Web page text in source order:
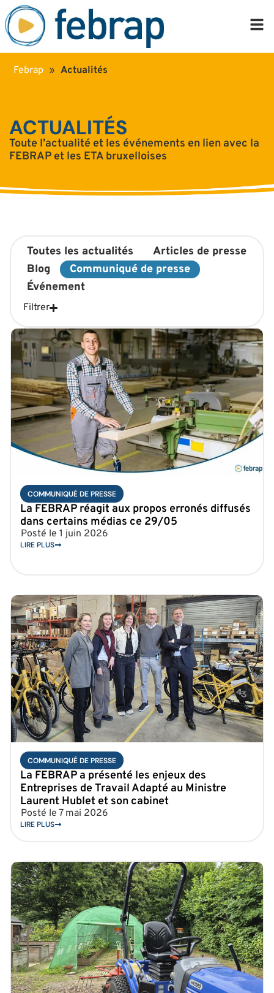
Febrap » Actualités
ACTUALITÉS
Toute l’actualité et les événements en lien avec la
FEBRAP et les ETA bruxelloises
Articles de presse
Blog
Communiqué de presse
Événement
Toutes les actualités
Filtrer
COMMUNIQUÉ DE PRESSE
La FEBRAP réagit aux propos erronés diffusés
dans certains médias ce 29/05
Posté le 1 juin 2026
LIRE PLUS
COMMUNIQUÉ DE PRESSE
La FEBRAP a présenté les enjeux des
Entreprises de Travail Adapté au Ministre
Laurent Hublet et son cabinet
Posté le 7 mai 2026
LIRE PLUS